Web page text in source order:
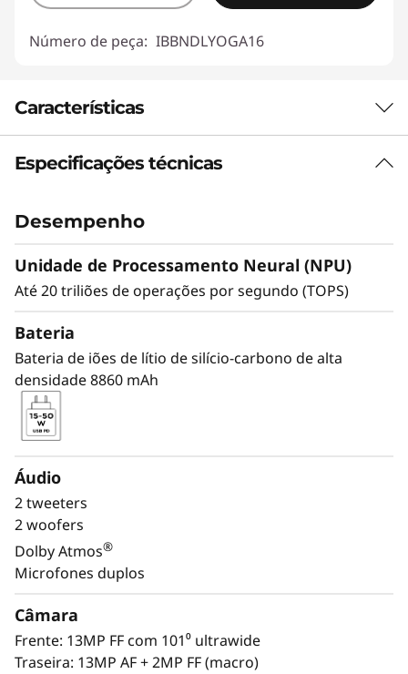
Número de peça: IBBNDLYOGA16
Características
Aplicável apenas nos modelos FIFA World Cup 26™ Edition
ALIMENTE A CHAMA DO
Do campo à página, dê vida ao espírito
do maior palco do mundo. Com a Tab
sprint, cada ideia. Este não é um mero
torneio, é a sua final criativa.
Especificações técnicas
Desempenho
Unidade de Processamento Neural (NPU)
Até 20 triliões de operações por segundo (TOPS)
Bateria
Bateria de iões de lítio de silício-carbono de alta
densidade 8860 mAh
Áudio
2 tweeters
2 woofers
Dolby Atmos®
Microfones duplos
Câmara
Frente: 13MP FF com 101⁰ ultrawide
Traseira: 13MP AF + 2MP FF (macro)